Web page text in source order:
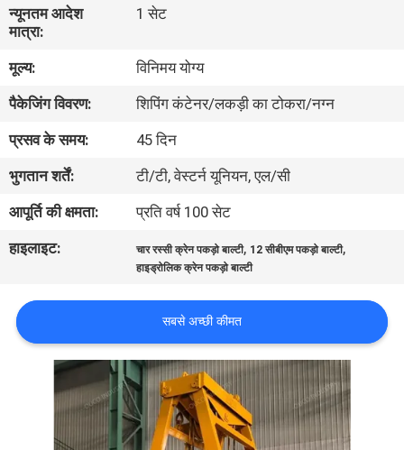
हमारे
बारे
में
कारखाने
का
दौरा
गुणवत्ता
समाचार
न्यूनतम आदेश
मात्रा:
1 सेट
मूल्य:
विनिमय योग्य
पैकेजिंग विवरण:
शिपिंग कंटेनर/लकड़ी का टोकरा/नग्न
प्रसव के समय:
45 दिन
भुगतान शर्तें:
टी/टी, वेस्टर्न यूनियन, एल/सी
आपूर्ति की क्षमता:
प्रति वर्ष 100 सेट
हाइलाइट:
चार रस्सी क्रेन पकड़ो बाल्टी, 12 सीबीएम पकड़ो बाल्टी,
हाइड्रोलिक क्रेन पकड़ो बाल्टी
सबसे अच्छी कीमत